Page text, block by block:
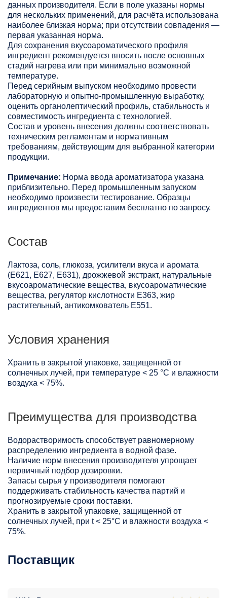
данных производителя. Если в поле указаны нормы
для нескольких применений, для расчёта использована
наиболее близкая норма; при отсутствии совпадения —
первая указанная норма.
Для сохранения вкусоароматического профиля
ингредиент рекомендуется вносить после основных
стадий нагрева или при минимально возможной
температуре.
Перед серийным выпуском необходимо провести
лабораторную и опытно-промышленную выработку,
оценить органолептический профиль, стабильность и
совместимость ингредиента с технологией.
Состав и уровень внесения должны соответствовать
техническим регламентам и нормативным
требованиям, действующим для выбранной категории
продукции.
Примечание: Норма ввода ароматизатора указана
приблизительно. Перед промышленным запуском
необходимо произвести тестирование. Образцы
ингредиентов мы предоставим бесплатно по запросу.
Состав
Лактоза, соль, глюкоза, усилители вкуса и аромата
(Е621, Е627, Е631), дрожжевой экстракт, натуральные
вкусоароматические вещества, вкусоароматические
вещества, регулятор кислотности Е363, жир
растительный, антикомкователь Е551.
Условия хранения
Хранить в закрытой упаковке, защищенной от
солнечных лучей, при температуре < 25 °C и влажности
воздуха < 75%.
Преимущества для производства
Водорастворимость способствует равномерному
распределению ингредиента в водной фазе.
Наличие норм внесения производителя упрощает
первичный подбор дозировки.
Запасы сырья у производителя помогают
поддерживать стабильность качества партий и
прогнозируемые сроки поставки.
Хранить в закрытой упаковке, защищенной от
солнечных лучей, при t < 25°С и влажности воздуха <
75%.
Поставщик